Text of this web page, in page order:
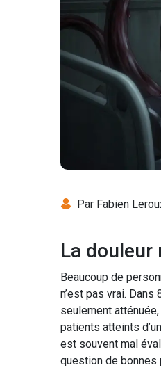
Par Fabien
La douleur
Beaucoup de
n’est pas vrai.
seulement
patients atteints
est souvent mal
question de bonnes